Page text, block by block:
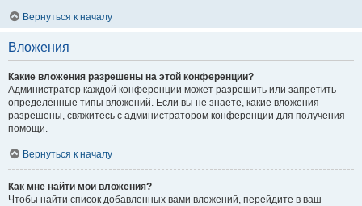
Вернуться к началу
Вложения
Какие вложения разрешены на этой конференции?
Администратор каждой конференции может разрешить или запретить
определённые типы вложений. Если вы не знаете, какие вложения
разрешены, свяжитесь с администратором конференции для получения
помощи.
Вернуться к началу
Как мне найти мои вложения?
Чтобы найти список добавленных вами вложений, перейдите в ваш